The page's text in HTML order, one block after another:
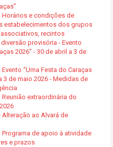
Horários e condições de
estabelecimentos dos grupos
recintos
provisória - Evento
2026” - 30 de abril a 3 de
“Uma Festa do Caraças
3 de maio 2026 - Medidas de
Reunião extraordinária do
Alteração ao Alvará de
Programa de apoio à atividade
e prazos